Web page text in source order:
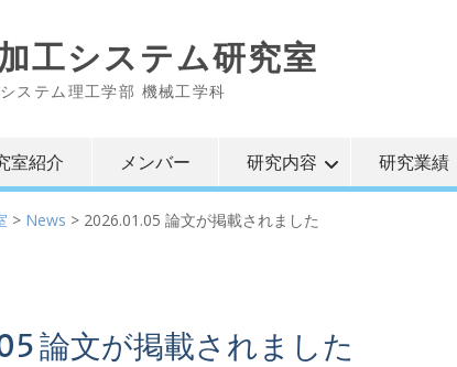
工システム研究室
ステム理工学部 機械工学科
室紹介 メンバー 研究内容 研究業績
> News > 2026.01.05 論文が掲載されました
論文が掲載されました